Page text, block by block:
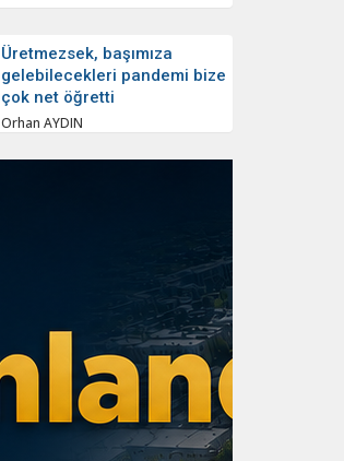
Üretmezsek, başımıza
gelebilecekleri pandemi bize
çok net öğretti
Orhan AYDIN